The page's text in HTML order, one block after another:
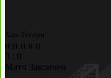
Хан-Тенгри
н п н в
п
3
0
Матч Закончен